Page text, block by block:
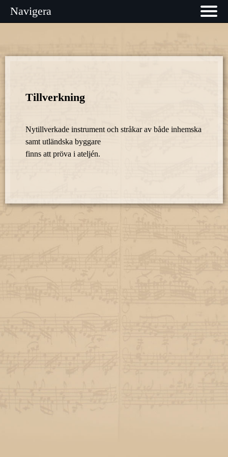
Navigera
Tillverkning
Nytillverkade instrument och stråkar av både inhemska
samt utländska byggare
finns att pröva i ateljén.